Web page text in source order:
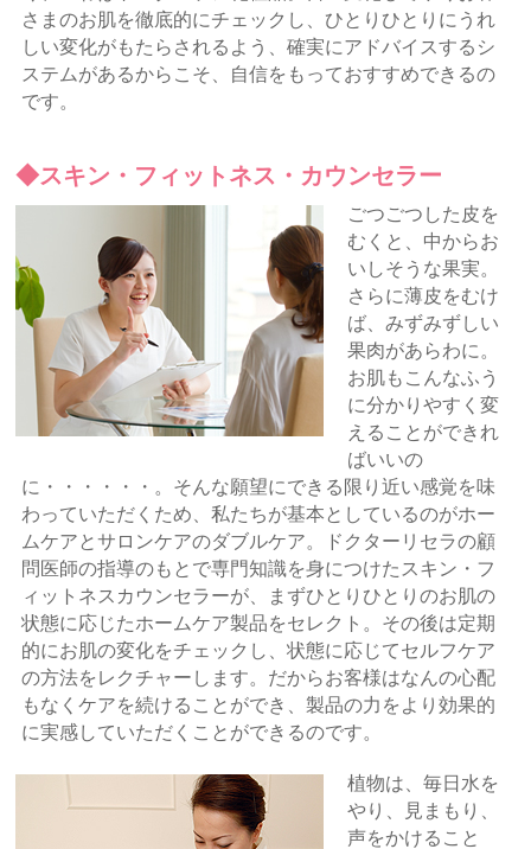
さまのお肌を徹底的にチェックし、ひとりひとりにうれ
しい変化がもたらされるよう、確実にアドバイスするシ
ステムがあるからこそ、自信をもっておすすめできるの
です。
◆スキン・フィットネス・カウンセラー
ごつごつした皮を
むくと、中からお
いしそうな果実。
さらに薄皮をむけ
ば、みずみずしい
果肉があらわに。
お肌もこんなふう
に分かりやすく変
えることができれ
ばいいの
に・・・・・・。そんな願望にできる限り近い感覚を味
わっていただくため、私たちが基本としているのがホー
ムケアとサロンケアのダブルケア。ドクターリセラの顧
問医師の指導のもとで専門知識を身につけたスキン・フ
ィットネスカウンセラーが、まずひとりひとりのお肌の
状態に応じたホームケア製品をセレクト。その後は定期
的にお肌の変化をチェックし、状態に応じてセルフケア
の方法をレクチャーします。だからお客様はなんの心配
もなくケアを続けることができ、製品の力をより効果的
に実感していただくことができるのです。
植物は、毎日水を
やり、見まもり、
声をかけること